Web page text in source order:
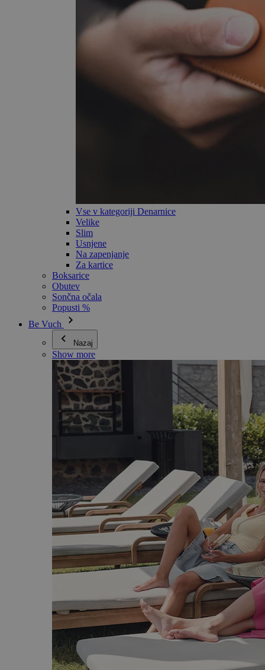
Vse v kategoriji Denarnice
Velike
Slim
Usnjene
Na zapenjanje
Za kartice
Boksarice
Obutev
Sončna očala
Popusti %
Be Vuch
Nazaj
Show more